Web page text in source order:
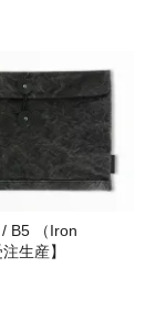
B5 （Iron
生産】